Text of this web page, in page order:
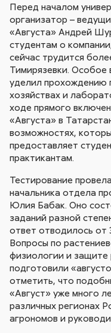
Перед началом
организатор –
«Августа» Андрей
студентам о
сейчас трудится
Тимирязевки. Особое
уделил прохождению
хозяйствах и
ходе прямого
«Августа» в
возможностях,
предоставляет
практикантам.
Тестирование
начальника отдела
Юлия Бабак. Оно
заданий разной
ответ отводилось от
Вопросы по
физиологии и защите
подготовили
отметить, что
«Август» уже много
различных регионах
агрономов и